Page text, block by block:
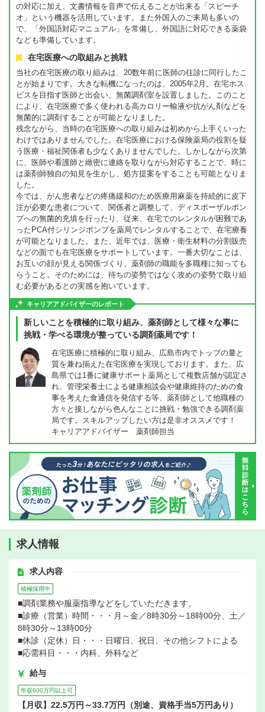
の対応に加え、文書情報を音声で伝えることが出来る「スピーチ
オ」という機器を活用しています。また外国人のご来局も多いの
で、「外国語対応マニュアル」を常備し、外国語に対応できる薬袋
なども準備しています。
在宅医療への取組みと挑戦
当社の在宅医療の取り組みは、20数年前に医師の往診に同行したこ
とが始まりです。大きな転機になったのは、2005年2月。在宅ホス
ピスを目指す医師と出会い、無菌調剤室を設置しました。このこと
により、在宅医療で多く使われる高カロリー輸液や抗がん剤などを
無菌的に調剤することが可能となりました。
残念ながら、当時の在宅医療への取り組みは初めから上手くいった
わけではありませんでした。在宅医療における保険薬局の役割を疑
う医療・福祉関係者も少なくありませんでした。しかしながら次第
に、医師や看護師と緻密に連絡を取りながら対応することで、時に
は薬剤師独自の知見を生かし、処方提案をすることも可能となりま
した。
今では、がん患者などの疼痛緩和のため医療用麻薬を持続的に皮下
注が必要な患者について、関係者と調整して、ディスポーザルポン
プへの無菌的充填を行ったり、従来、在宅でのレンタルが困難であ
ったPCA付シリンジポンプを薬局でレンタルすることで、在宅療養
が可能となりました。また、近年では、医療・衛生材料の分割販売
などの面でも在宅医療をサポートしています。一番大切なことは、
お互いの顔が見える関係づくり、薬剤師の職能を多職種に知っても
らうこと。そのためには、待ちの姿勢ではなく攻めの姿勢で取り組
む必要があるとの実感を抱いています。
キャリアアドバイザーのレポート
新しいことを積極的に取り組み、薬剤師として様々な事に
挑戦・学べる環境が整っている調剤薬局です！
在宅医療に積極的に取り組み、広島市内でトップの量と
質を兼ね揃えた在宅医療を実現しております。また、広
島県では1番に健康サポート薬局として複数店舗が認定さ
れ、管理栄養士による健康相談会や健康維持のための食
事を考えた食通信を発信する等、薬剤師として他職種の
方々と接しながら色んなことに挑戦・勉強できる調剤薬
局です。スキルアップしたい方は是非オススメです！
キャリアアドバイザー 薬剤師担当
求人情報
求人内容
積極採用中
■調剤業務や服薬指導などをしていただきます。
■診療（営業）時間・・・月～金／8時30分～18時00分、土／
8時30分～13時00分
■休診（定休）日・・・日曜日、祝日、その他シフトによる
■応需科目・・・内科、外科など
給与
年収600万円以上可
【月収】22.5万円～33.7万円（別途、資格手当5万円あり）